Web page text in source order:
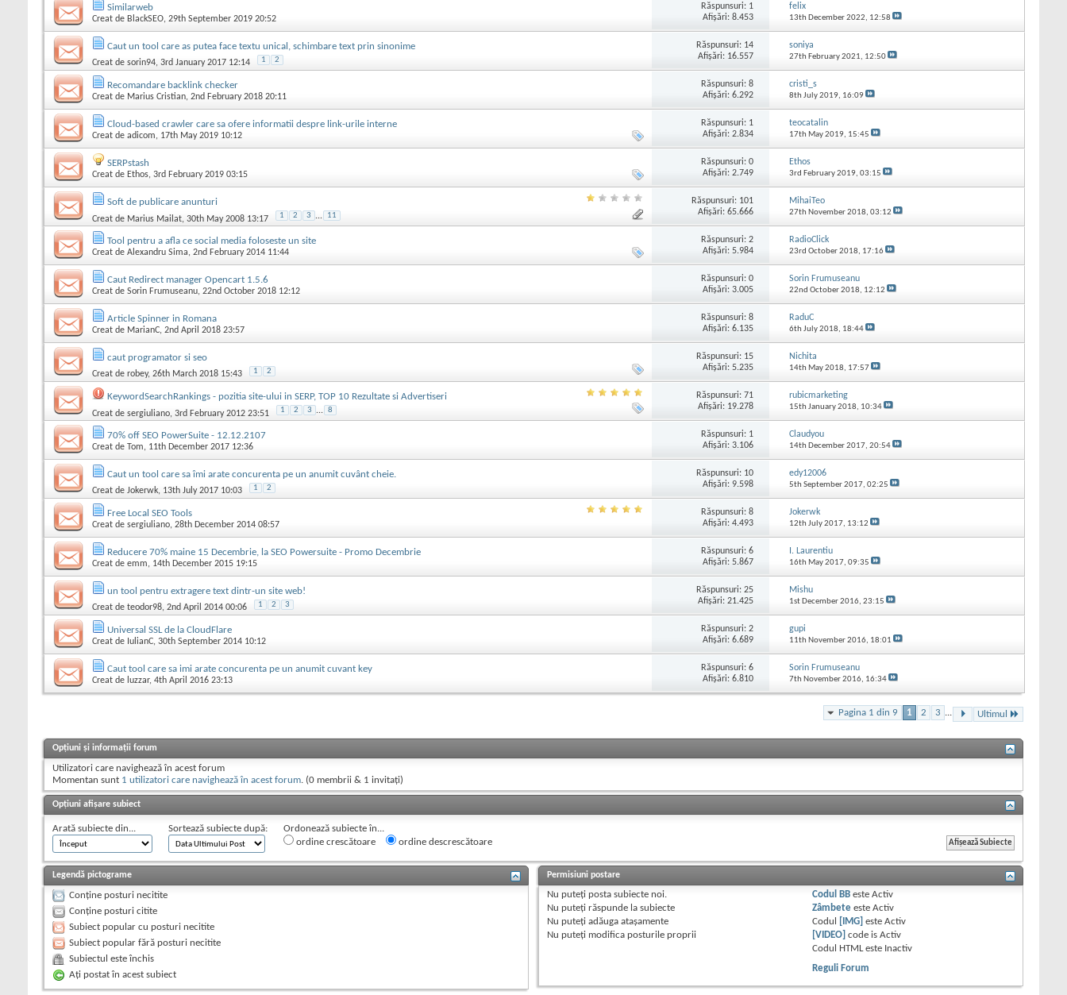
Similarweb
Creat de BlackSEO, 29th September 2019 20:52
Răspunsuri: 1
Afişări: 8.453
felix
13th December 2022, 12:58
Caut un tool care as putea face textu unical, schimbare text prin sinonime
Creat de sorin94, 3rd January 2017 12:14 1 2
Răspunsuri: 14
Afişări: 16.557
soniya
27th February 2021, 12:50
Recomandare backlink checker
Creat de Marius Cristian, 2nd February 2018 20:11
Răspunsuri:8
Afişări: 6.292
cristi_s
8th July 2019, 16:09
Cloud-based crawler care sa ofere informatii despre link-urile interne
Creat de adicom, 17th May 2019 10:12
Răspunsuri: 1
Afişări: 2.834
teocatalin
17th May 2019, 15:45
SERPstash
Creat de Ethos, 3rd February 2019 03:15
Răspunsuri:0
Afişări: 2.749
Ethos
3rd February 2019, 03:15
Soft de publicare anunturi
Creat de Marius Mailat, 30th May 2008 13:17 1 2 3 ... 11
Răspunsuri: 101
Afişări: 65.666
MihaiTeo
27th November 2018, 03:12
Tool pentru a afla ce social media foloseste un site
Creat de Alexandru Sima, 2nd February 2014 11:44
Răspunsuri:2
Afişări: 5.984
RadioClick
23rd October 2018, 17:16
Caut Redirect manager Opencart 1.5.6
Creat de Sorin Frumuseanu, 22nd October 2018 12:12
Răspunsuri:0
Afişări: 3.005
Sorin Frumuseanu
22nd October 2018, 12:12
Article Spinner in Romana
Creat de MarianC, 2nd April 2018 23:57
Răspunsuri:8
Afişări: 6.135
RaduC
6th July 2018, 18:44
caut programator si seo
Creat de robey, 26th March 2018 15:43 1 2
Răspunsuri: 15
Afişări: 5.235
Nichita
14th May 2018, 17:57
KeywordSearchRankings - pozitia site-ului in SERP, TOP 10 Rezultate si Advertiseri
Creat de sergiuliano, 3rd February 2012 23:51 1 2 3 ... 8
Răspunsuri:71
Afişări: 19.278
rubicmarketing
15th January 2018, 10:34
70% off SEO PowerSuite - 12.12.2107
Creat de Tom, 11th December 2017 12:36
Răspunsuri: 1
Afişări: 3.106
Claudyou
14th December 2017, 20:54
Caut un tool care sa îmi arate concurenta pe un anumit cuvânt cheie.
Creat de Jokerwk, 13th July 2017 10:03 1 2
Răspunsuri: 10
Afişări: 9.598
edy12006
5th September 2017, 02:25
Free Local SEO Tools
Creat de sergiuliano, 28th December 2014 08:57
Răspunsuri:8
Afişări: 4.493
Jokerwk
12th July 2017, 13:12
Reducere 70% maine 15 Decembrie, la SEO Powersuite - Promo Decembrie
Creat de emm, 14th December 2015 19:15
Răspunsuri:6
Afişări: 5.867
I. Laurentiu
16th May 2017, 09:35
un tool pentru extragere text dintr-un site web!
Creat de teodor98, 2nd April 2014 00:06 1 2 3
Răspunsuri:25
Afişări: 21.425
Mishu
1st December 2016, 23:15
Universal SSL de la CloudFlare
Creat de IulianC, 30th September 2014 10:12
Răspunsuri:2
Afişări: 6.689
gupi
11th November 2016, 18:01
Caut tool care sa imi arate concurenta pe un anumit cuvant key
Creat de luzzar, 4th April 2016 23:13
Răspunsuri:6
Afişări: 6.810
Sorin Frumuseanu
7th November 2016, 16:34
Pagina 1 din 9 1 2 3 ... Ultimul
Opțiuni și informații forum
Utilizatori care navighează în acest forum
Momentan sunt 1 utilizatori care navighează în acest forum. (0 membrii & 1 invitaţi)
Opțiuni afișare subiect
Arată subiecte din... Sortează subiecte după:
Ordonează subiecte în...
ordine crescătoare
ordine descrescătoare
Legendă pictograme
Conține posturi necitite
Conține posturi citite
Subiect popular cu posturi necitite
Subiect popular fără posturi necitite
Subiectul este închis
Aţi postat în acest subiect
Permisiuni postare
Nu puteţi posta subiecte noi.
Nu puteţi răspunde la subiecte
Nu puteţi adăuga ataşamente
Nu puteţi modifica posturile proprii
Codul BB esteActiv
Zâmbete esteActiv
Codul
[IMG] esteActiv
[VIDEO] code isActiv
Codul HTML este Inactiv
Reguli Forum